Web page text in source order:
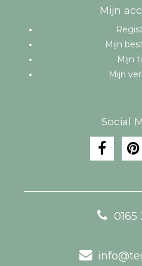
Mijn
Mijn
Mijn
Mijn
Social
0165